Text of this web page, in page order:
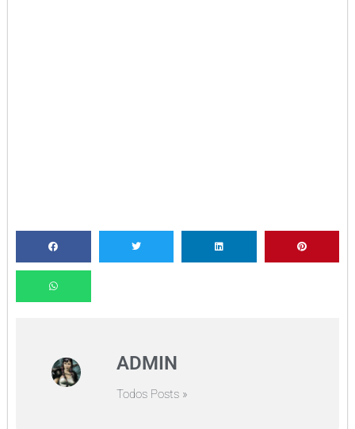
ADMIN
Todos Posts »